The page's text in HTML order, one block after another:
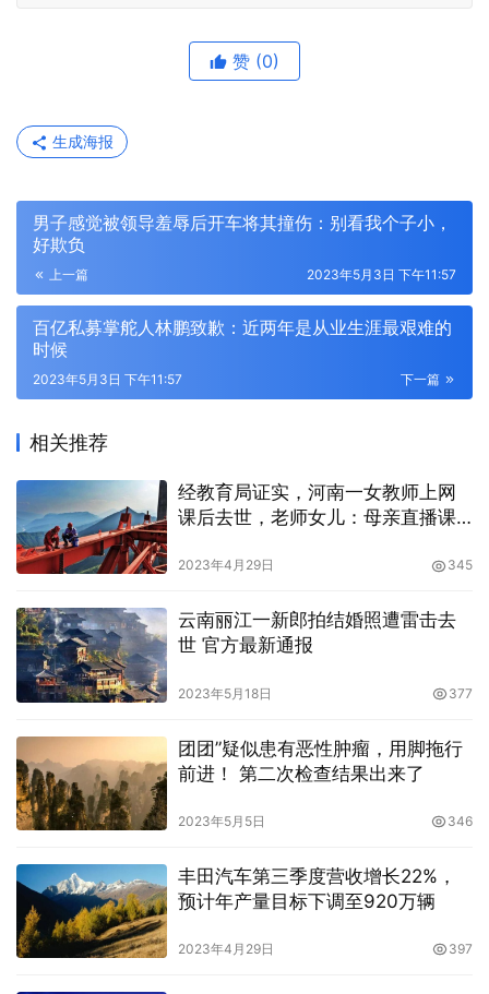
赞 (0)
生成海报
男子感觉被领导羞辱后开车将其撞伤：别看我个子小，
好欺负
上一篇 2023年5月3日 下午11:57
百亿私募掌舵人林鹏致歉：近两年是从业生涯最艰难的
时候
下一篇
2023年5月3日 下午11:57
相关推荐
经教育局证实，河南一女教师上网
课后去世，老师女儿：母亲直播课
2023年4月29日 345
云南丽江一新郎拍结婚照遭雷击去
世 官方最新通报
2023年5月18日 377
团团”疑似患有恶性肿瘤，用脚拖行
前进！ 第二次检查结果出来了
2023年5月5日 346
丰田汽车第三季度营收增长22%，
预计年产量目标下调至920万辆
2023年4月29日 397